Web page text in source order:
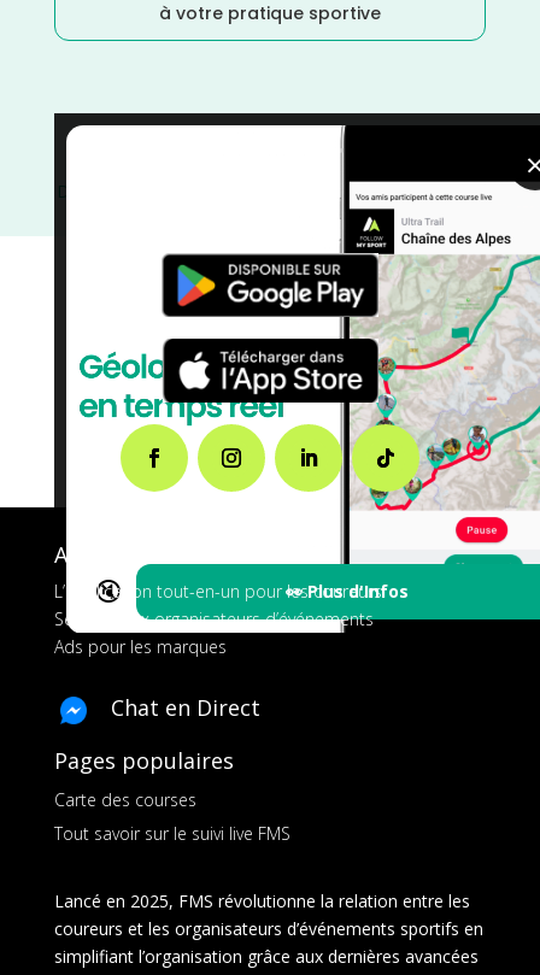
à votre pratique sportive
🔇 👀 Plus d'Infos
Distance Semi
Course sur Route/Course à
A propos de FMS
L’application tout-en-un pour les coureurs
Services aux organisateurs d’événements
Ads pour les marques
Chat en Direct
Pages populaires
Carte des courses
Tout savoir sur le suivi live FMS
Lancé en 2025, FMS révolutionne la relation entre les
coureurs et les organisateurs d’événements sportifs en
simplifiant l’organisation grâce aux dernières avancées